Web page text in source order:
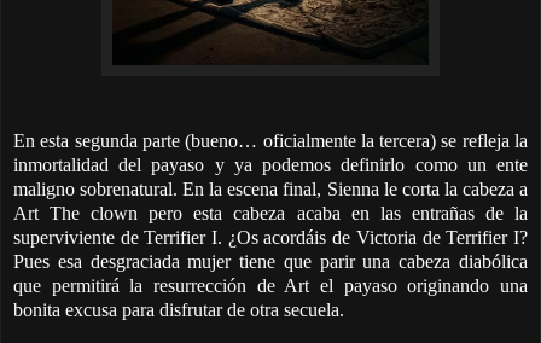
En esta segunda parte (bueno… oficialmente la tercera) se refleja la
inmortalidad del payaso y ya podemos definirlo como un ente
maligno sobrenatural. En la escena final, Sienna le corta la cabeza a
Art The clown pero esta cabeza acaba en las entrañas de la
superviviente de Terrifier I. ¿Os acordáis de Victoria de Terrifier I?
Pues esa desgraciada mujer tiene que parir una cabeza diabólica
que permitirá la resurrección de Art el payaso originando una
bonita excusa para disfrutar de otra secuela.